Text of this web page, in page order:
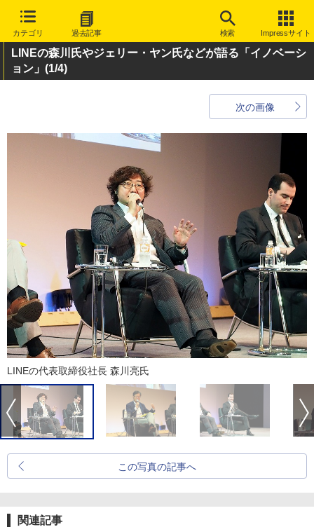
カテゴリ 過去記事 検索 Impressサイト
LINEの森川氏やジェリー・ヤン氏などが語る「イノベーシ
ョン」 (1/4)
次の画像
LINEの代表取締役社長 森川亮氏
この写真の記事へ
関連記事